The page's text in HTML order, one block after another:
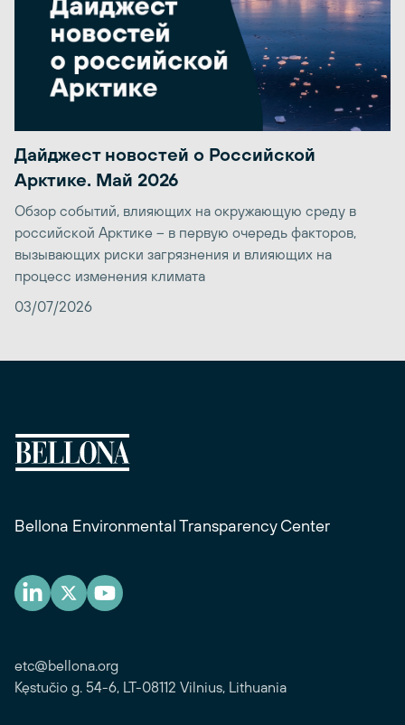
Дайджест новостей о Российской
Арктике. Май 2026
Обзор событий, влияющих на окружающую среду в
российской Арктике – в первую очередь факторов,
вызывающих риски загрязнения и влияющих на
процесс изменения климата
03/07/2026
Bellona Environmental Transparency Center
etc@bellona.org
Kęstučio g. 54-6, LT-08112 Vilnius, Lithuania